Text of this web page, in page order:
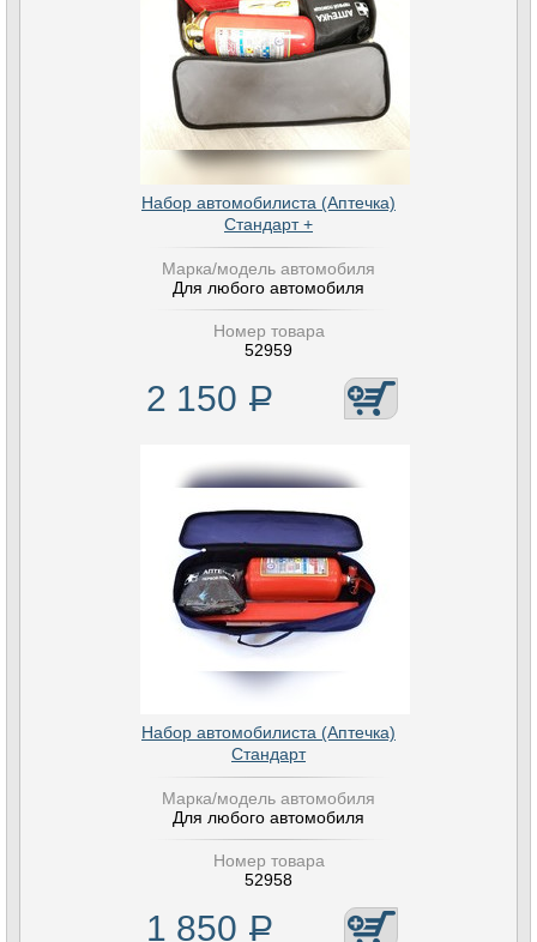
Набор автомобилиста (Аптечка)
Стандарт +
Марка/модель автомобиля
Для любого автомобиля
Номер товара
52959
2 150 Р
Набор автомобилиста (Аптечка)
Стандарт
Марка/модель автомобиля
Для любого автомобиля
Номер товара
52958
1 850 Р